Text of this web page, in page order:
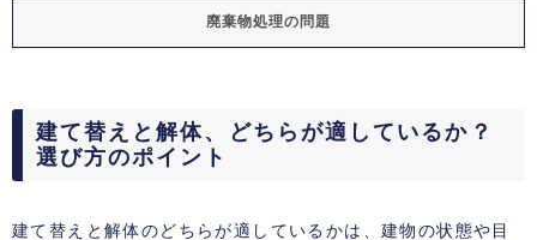
廃棄物処理の問題
建て替えと解体、どちらが適しているか？
選び方のポイント
建て替えと解体のどちらが適しているかは、建物の状態や目